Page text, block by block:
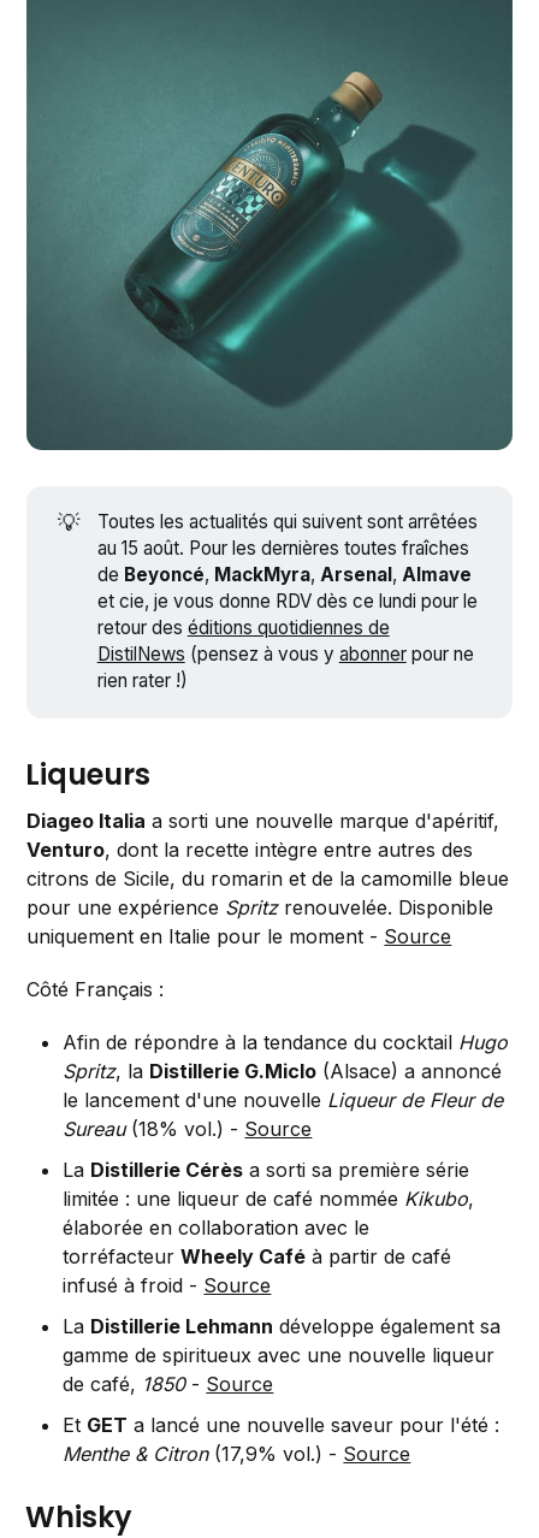
💡
Toutes les actualités qui suivent sont arrêtées
au 15 août. Pour les dernières toutes fraîches
de Beyoncé, MackMyra, Arsenal , Almave
et cie, je vous donne RDV dès ce lundi pour le
retour des éditions quotidiennes de
DistilNews (pensez à vous y abonnerpour ne
rien rater !)
Liqueurs
Diageo Italia a sorti une nouvelle marque d'apéritif,
Venturo, dont la recette intègre entre autres des
citrons de Sicile, du romarin et de la camomille bleue
pour une expérience Spritzrenouvelée. Disponible
uniquement en Italie pour le moment - Source
Côté Français :
Afin de répondre à la tendance du cocktail Hugo
Spritz, la Distillerie G.Miclo (Alsace) a annoncé
le lancement d'une nouvelle Liqueur de Fleur de
Sureau(18% vol.) - Source
La Distillerie Cérès a sorti sa première série
limitée : une liqueur de café nommée Kikubo,
élaborée en collaboration avec le
torréfacteurWheely Café à partir de café
infusé à froid - Source
La Distillerie Lehmann développe également sa
gamme de spiritueux avec une nouvelle liqueur
de café, 1850- Source
Et GET a lancé une nouvelle saveur pour l'été :
Menthe & Citron(17,9% vol.) - Source
Whisky